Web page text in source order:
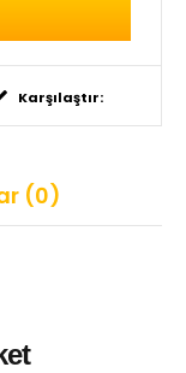
Karşılaştır:
(0)